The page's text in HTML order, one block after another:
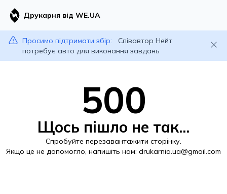
Друкарня від WE.UA
Просимо підтримати збір:
Співавтор Нейт
потребує авто для виконання завдань
500
Щось пішло не так...
Спробуйте перезавантажити сторінку.
Якщо це не допомогло, напишіть нам: drukarnia.ua@gmail.com